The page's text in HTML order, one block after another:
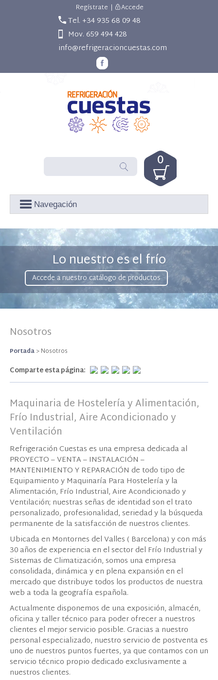
Regístrate | Accede
Tel. +34 935 68 09 48
Mov. 659 494 428
info@refrigeracioncuestas.com
Navegación
0
Lo nuestro es el frío
Accede a nuestro catálogo de productos
Nosotros
Portada>Nosotros
Comparte esta página:
Maquinaria de Hostelería y Alimentación,
Frío Industrial, Aire Acondicionado y
Ventilación
Refrigeración Cuestas es una empresa dedicada al
PROYECTO – VENTA – INSTALACIÓN –
MANTENIMIENTO Y REPARACIÓN de todo tipo de
Equipamiento y Maquinaría Para Hostelería y la
Alimentación, Frío Industrial, Aire Acondicionado y
Ventilación; nuestras señas de identidad son el trato
personalizado, profesionalidad, seriedad y la búsqueda
permanente de la satisfacción de nuestros clientes.
Ubicada en Montornes del Valles ( Barcelona) y con más
30 años de experiencia en el sector del Frío Industrial y
Sistemas de Climatización, somos una empresa
consolidada, dinámica y en plena expansión en el
mercado que distribuye todos los productos de nuestra
web a toda la geografía española.
Actualmente disponemos de una exposición, almacén,
oficina y taller técnico para poder ofrecer a nuestros
clientes el mejor servicio posible. Gracias a nuestro
personal especializado, nuestro servicio de postventa es
uno de nuestros puntos fuertes, ya que contamos con un
servicio técnico propio dedicado exclusivamente a
nuestros clientes.